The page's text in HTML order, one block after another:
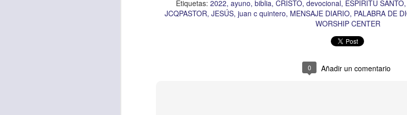
Etiquetas: 2022 ayuno biblia CRISTO devocional ESPÍRITU SANTO
JCQPASTOR JESÚS juan c quintero MENSAJE DIARIO PALABRA DE
WORSHIP CENTER
0 Añadir un comentario
Buenos Samaritanos